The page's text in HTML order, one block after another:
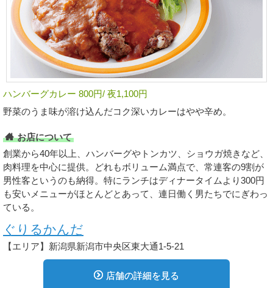
ハンバーグカレー 800円/ 夜1,100円
野菜のうま味が溶け込んだコク深いカレーはやや辛め。
お店について
創業から40年以上、ハンバーグやトンカツ、ショウガ焼きなど、
肉料理を中心に提供。どれもボリューム満点で、常連客の9割が
男性客というのも納得。特にランチはディナータイムより300円
も安いメニューがほとんどとあって、連日働く男たちでにぎわっ
ている。
ぐりるかんだ
【エリア】新潟県新潟市中央区東大通1-5-21
店舗の詳細を見る